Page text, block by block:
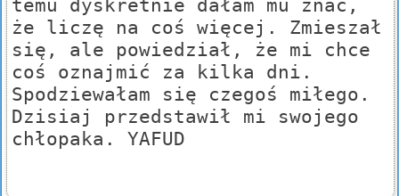
temu dyskretnie dałam mu znać,
że liczę na coś więcej. Zmieszał
się, ale powiedział, że mi chce
coś oznajmić za kilka dni.
Spodziewałam się czegoś miłego.
Dzisiaj przedstawił mi swojego
chłopaka. YAFUD